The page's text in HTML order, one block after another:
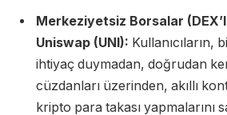
Merkeziyetsiz Borsalar
Uniswap (UNI): Kullanıcıların,
ihtiyaç duymadan, doğrudan
cüzdanları üzerinden, akıllı
kripto para takası yapmalarını